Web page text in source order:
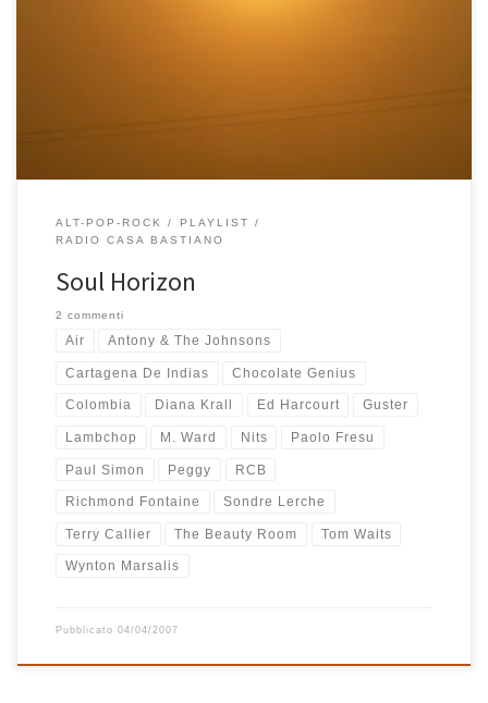
ALT-POP-ROCK
PLAYLIST
RADIO CASA BASTIANO
Soul Horizon
2 commenti
Air Antony & The Johnsons
Cartagena De Indias Chocolate Genius
Colombia Diana Krall Ed Harcourt Guster
Lambchop M. Ward Nits Paolo Fresu
Paul Simon Peggy RCB
Richmond Fontaine Sondre Lerche
Terry Callier The Beauty Room Tom Waits
Wynton Marsalis
Pubblicato 04/04/2007